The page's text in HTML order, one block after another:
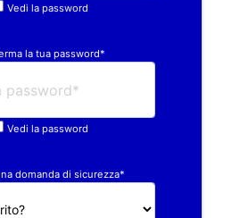
Vedi la password
la tua password*
Vedi la password
domanda di sicurezza*